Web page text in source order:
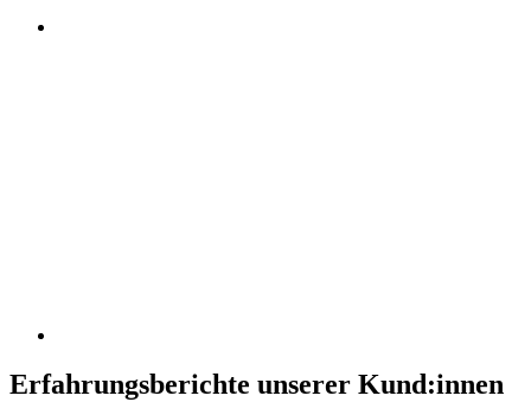
Erfahrungsberichte unserer Kund:innen